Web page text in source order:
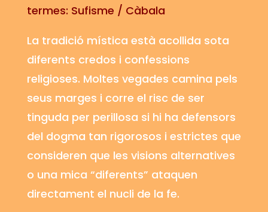
termes: Sufisme / Càbala
La tradició mística està acollida sota
diferents credos i confessions
religioses. Moltes vegades camina pels
seus marges i corre el risc de ser
tinguda per perillosa si hi ha defensors
del dogma tan rigorosos i estrictes que
consideren que les visions alternatives
o una mica “diferents” ataquen
directament el nucli de la fe.